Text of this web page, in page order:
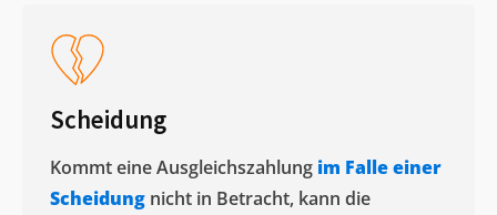
Scheidung
Kommt eine Ausgleichszahlung im Falle einer
Scheidung nicht in Betracht, kann die